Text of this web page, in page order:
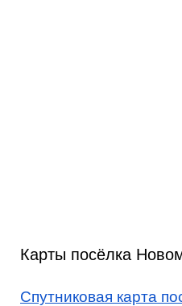
Карты посёлка
Спутниковая карта